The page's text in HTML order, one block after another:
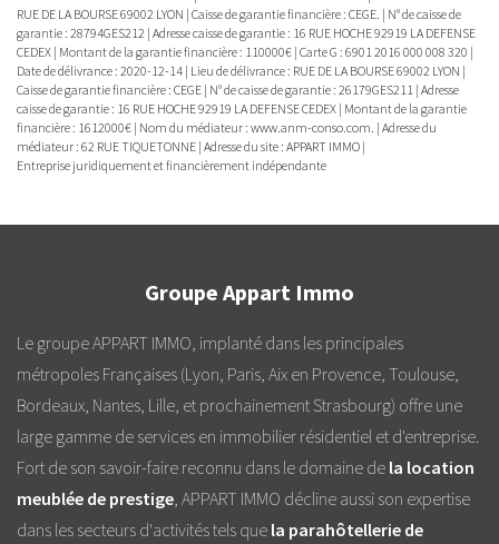
RUE DE LA BOURSE 69002 LYON | Caisse de garantie financière : CEGE. | N° de caisse de
garantie : 28794GES212 | Adresse caisse de garantie : 16 RUE HOCHE 92919 LA DEFENSE
CEDEX | Montant de la garantie financière : 110000€ | Carte G : 6901 2016 000 008 320 |
Date de délivrance : 2020-12-14 | Lieu de délivrance : RUE DE LA BOURSE 69002 LYON |
Caisse de garantie financière : CEGE | N° de caisse de garantie : 26179GES211 | Adresse
caisse de garantie : 16 RUE HOCHE 92919 LA DEFENSE CEDEX | Montant de la garantie
financière : 1612000€ | Nom du médiateur : www.anm-conso.com. | Adresse du
médiateur : 62 RUE TIQUETONNE | Adresse du site : APPART IMMO |
Entreprise juridiquement et financièrement indépendante
Groupe Appart Immo
Le groupe APPART IMMO, implanté dans les principales
métropoles Françaises (Lyon, Paris, Aix en Provence, Toulouse,
Bordeaux, Nantes, Lille, et prochainement Strasbourg) offre une
large gamme de services en immobilier résidentiel et d'entreprise.
Fort de son savoir-faire reconnu dans le domaine de la location
meublée de prestige , APPART IMMO décline aussi son expertise
dans les secteurs d'activités tels que la parahôtellerie de